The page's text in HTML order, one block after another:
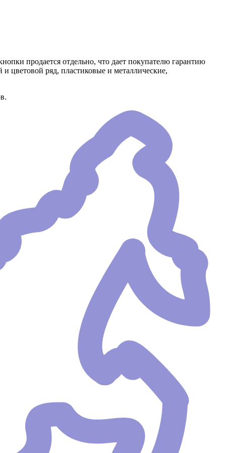
продается отдельно, что дает покупателю гарантию
ряд, пластиковые и металлические,